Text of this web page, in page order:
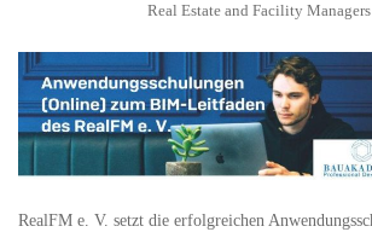
Real Estate and Facility Managers
RealFM e. V. setzt die erfolgreichen